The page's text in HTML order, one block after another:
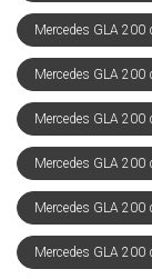
Mercedes GLA
Mercedes GLA
Mercedes GLA
Mercedes GLA
Mercedes GLA
Mercedes GLA 200